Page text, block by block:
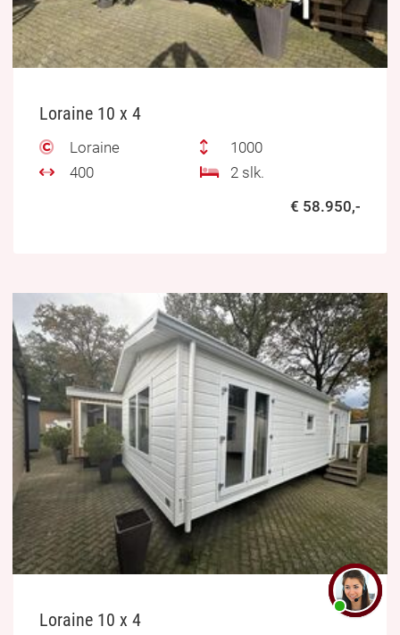
Loraine 10 x 4
Loraine
1000
400
2 slk.
€ 58.950,-
Loraine 10 x 4